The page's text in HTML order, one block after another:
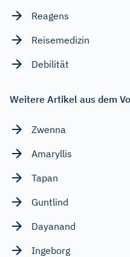
Reagens
Reisemedizin
Debilität
Weitere Artikel aus dem
Zwenna
Amaryllis
Tapan
Guntlind
Dayanand
Ingeborg